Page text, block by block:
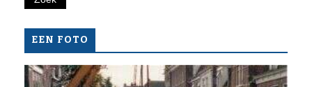
EEN FOTO